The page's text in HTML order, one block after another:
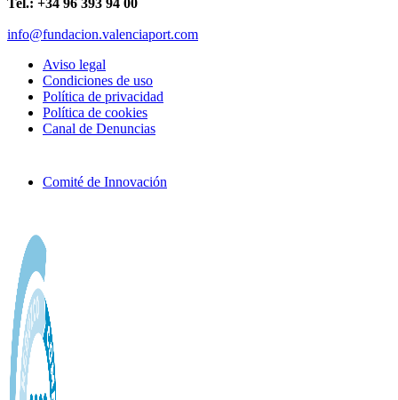
info@fundacion.valenciaport.com
Aviso legal
Condiciones de uso
Política de privacidad
Política de cookies
Canal de Denuncias
Comité de Innovación